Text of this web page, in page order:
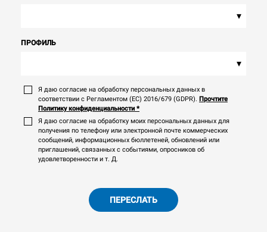
▾
ПРОФИЛЬ
▾
Я даю согласие на обработку персональных данных в
соответствии с Регламентом (ЕС) 2016/679 (GDPR). Прочтите
Политику конфиденциальности *
Я даю согласие на обработку моих персональных данных для
получения по телефону или электронной почте коммерческих
сообщений, информационных бюллетеней, обновлений или
приглашений, связанных с событиями, опросников об
удовлетворенности и т. Д.
ПЕРЕСЛАТЬ